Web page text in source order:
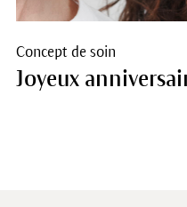
Concept de soin
Joyeux